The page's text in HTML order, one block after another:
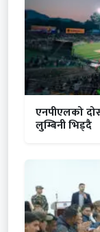
एनपीएलको
लुम्बिनी भिड्दै